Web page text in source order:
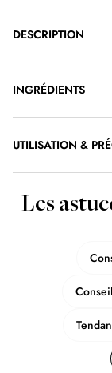
DESCRIPTION
INGRÉDIENTS
UTILISATION &
Les